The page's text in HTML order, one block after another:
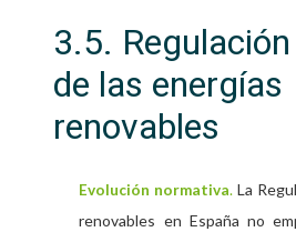
3.5.
de las energías
renovables
Evolución normativa. La
renovables en España no